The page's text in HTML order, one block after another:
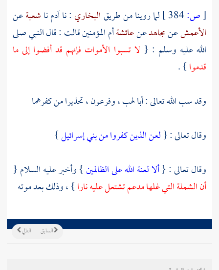
[ص: لما روينا من طريقالبخاري : ناآدمناشعبةعن
الأعمشعنمجاهدعنعائشةأم المؤمنين قالت : قال النبي صلى
الله عليه وسلم : { لا تسبوا الأموات فإنهم قد أفضوا إلى ما
قدموا} .
وقد سب الله تعالى :أبا لهب،وفرعون، تحذيرا من كفرهما
وقال تعالى : {لعن الذين كفروا من بني إسرائيل}
وقال تعالى : {ألا لعنة الله على الظالمين} وأخبر عليه السلام {
أن الشملة التي غلهامدعمتشتعل عليه نارا} ، وذلك بعد موته
التالي السابق